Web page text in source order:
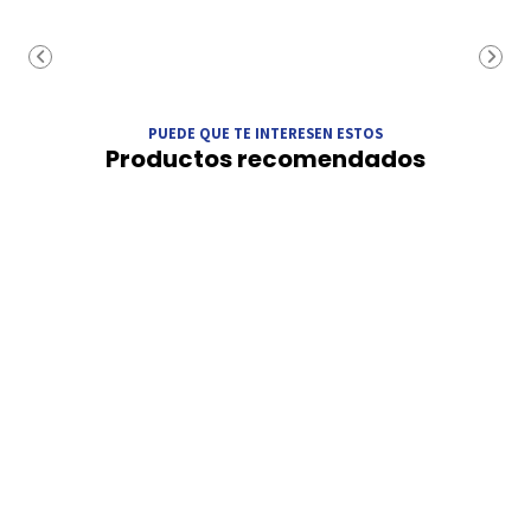
PUEDE QUE TE INTERESEN ESTOS
Productos recomendados